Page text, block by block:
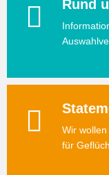
Rund
Wir
für